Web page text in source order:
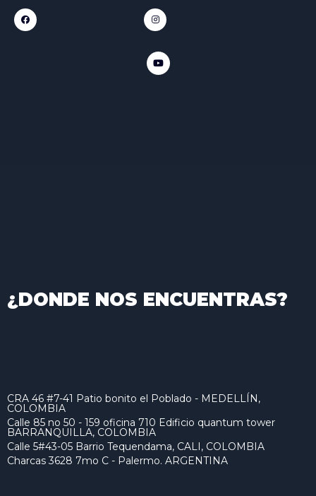
¿DONDE NOS ENCUENTRAS?
CRA 46 #7-41 Patio bonito el Poblado - MEDELLÍN,
COLOMBIA
Calle 85 no 50 - 159 oficina 710 Edificio quantum tower
BARRANQUILLA, COLOMBIA
Calle 5#43-05 Barrio Tequendama, CALI, COLOMBIA
Charcas 3628 7mo C - Palermo. ARGENTINA